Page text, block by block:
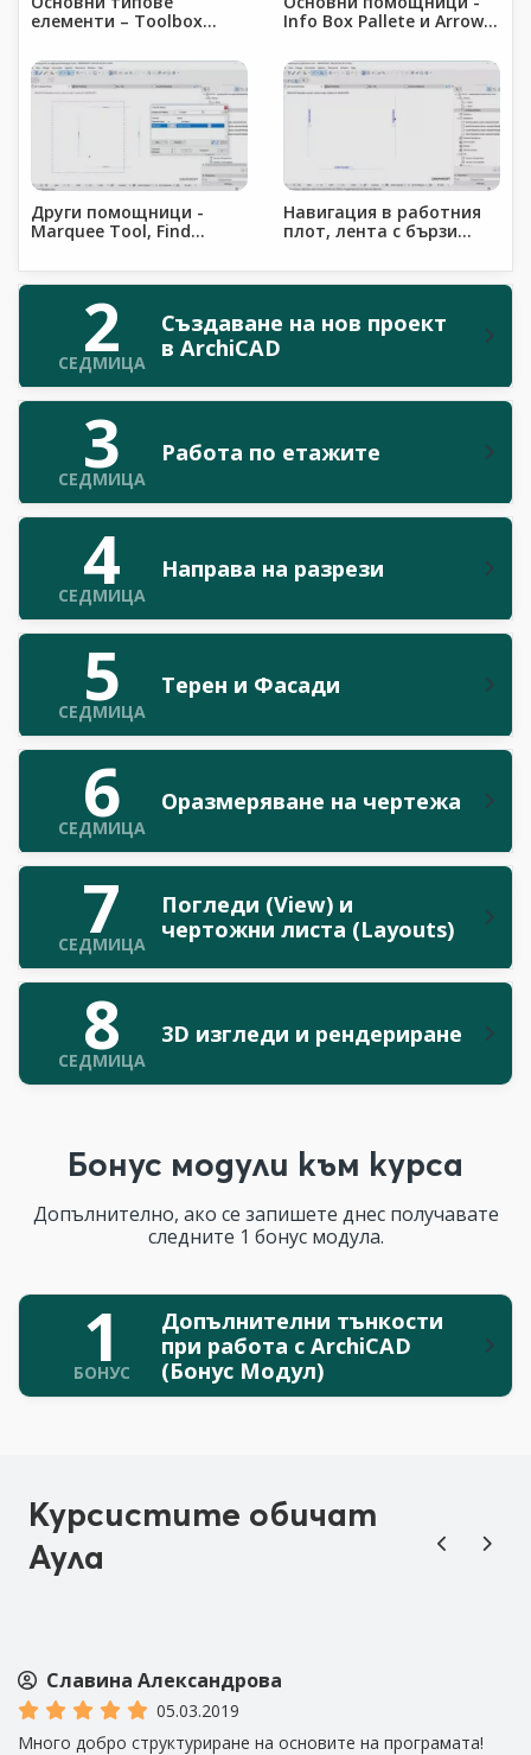
елементи – Toolbox
Info Box Pallete и Arrow
Други помощници -
Marquee Tool, Find
Status bar
Навигация в работния
плот, лента с бързи
2
СЕДМИЦА
Създаване на нов проект
в ArchiCAD
3
СЕДМИЦА
Работа по етажите
4
СЕДМИЦА
Направа на разрези
5
СЕДМИЦА
Терен и Фасади
6
СЕДМИЦА
Оразмеряване на чертежа
7
СЕДМИЦА
Погледи (View) и
чертожни листа (Layouts)
8
СЕДМИЦА
3D изгледи и рендериране
Бонус модули към курса
Допълнително, ако се запишете днес получавате
следните 1 бонус модула.
1
БОНУС
Допълнителни тънкости
при работа с ArchiCAD
(Бонус Модул)
Курсистите обичат
Аула
Славина Александрова
05.03.2019
Много добро структуриране на основите на програмата!